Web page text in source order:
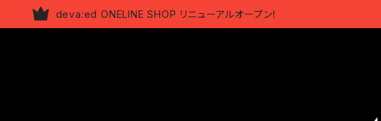
deva:ed ONELINE SHOP リニューアルオープン！